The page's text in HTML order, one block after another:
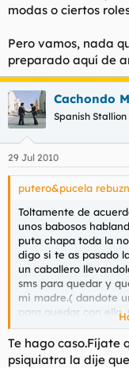
modas o ciertos
Pero vamos, nada
preparado aquí de
Cachondo
Spanish Stallion
29 Jul 2010
putero&pucela
Toltamente de
unos babosos
puta chapa toda la
digo si te as pasado
un caballero
sms para quedar y
mi madre.( dandote
para quedar con ella.
si nosotros
paso la cosa
Te hago caso.Fíjate
psiquiatra la dije